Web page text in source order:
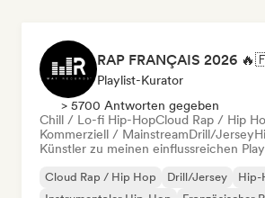
Playlist-Kurator
> 5700 Antworten gegeben
Chill / Lo-fi Hip-HopCloud Rap / Hip
Kommerziell / MainstreamDrill/Jersey
Künstler zu meinen einflussreichen
Cloud Rap / Hip Hop Drill/Jersey
Hip-